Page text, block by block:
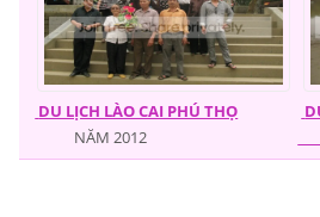
DU LỊCH LÀO CAI PHÚ THỌ
NĂM 2012